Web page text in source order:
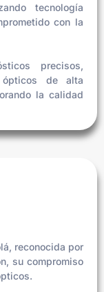
tecnología
con la
precisos,
ópticos de alta
la calidad
reconocida por
su compromiso